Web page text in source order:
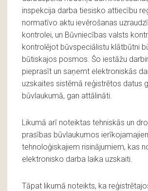
inspekcija darba tiesisko attiecību
normatīvo aktu ievērošanas
kontrolei, un Būvniecības valsts
kontrolējot būvspeciālistu klātbūtni
būtiskajos posmos. Šo iestāžu
pieprasīt un saņemt elektroniskās
uzskaites sistēmā reģistrētos datus
būvlaukumā, gan attālināti.
Likumā arī noteiktas tehniskās un
prasības būvlaukumos
tehnoloģiskajiem risinājumiem, kas
elektronisko darba laika uzskaiti.
Tāpat likumā noteikts, ka